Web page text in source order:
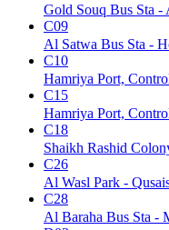
Gold Souq Bus Sta -
C09
Al Satwa Bus Sta -
C10
Hamriya Port,
C15
Hamriya Port,
C18
Shaikh Rashid
C26
Al Wasl Park -
C28
Al Baraha Bus Sta -